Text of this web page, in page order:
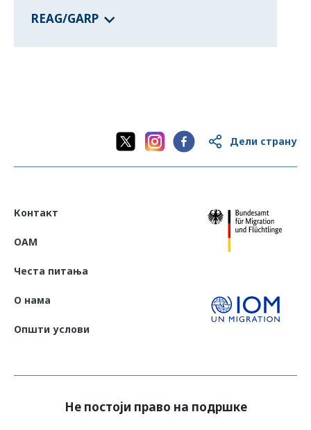
REAG/GARP
Дели страну
Контакт
OAM
Честа питања
О нама
Општи услови
Не постоји право на подршке